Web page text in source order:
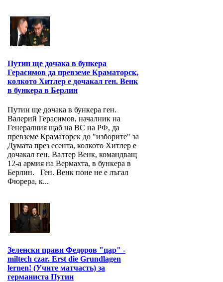
Путин ще дочака в бункера
Герасимов да превземе Краматорск,
колкото Хитлер е дочакал ген. Венк
в бункера в Берлин
Путин ще дочака в бункера ген.
Валерий Герасимов, началник на
Генералния щаб на ВС на РФ, да
превземе Краматорск до "изборите" за
Думата през есента, колкото Хитлер е
дочакал ген. Валтер Венк, командващ
12-а армия на Вермахта, в бункера в
Берлин. Ген. Венк поне не е лъгал
Фюрера, к...
Зеленски прави Федоров "цар" -
miltech czar. Erst die Grundlagen
lernen! (Учите матчасть) за
германиста Путин